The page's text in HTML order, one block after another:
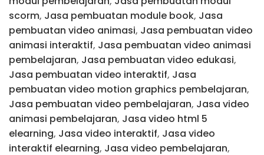
scorm, Jasa pembuatan module book, Jasa
pembuatan video animasi, Jasa pembuatan video
animasi interaktif, Jasa pembuatan video animasi
pembelajaran, Jasa pembuatan video edukasi,
Jasa pembuatan video interaktif, Jasa
pembuatan video motion graphics pembelajaran,
Jasa pembuatan video pembelajaran, Jasa video
animasi pembelajaran, Jasa video html 5
elearning, Jasa video interaktif, Jasa video
interaktif elearning, Jasa video pembelajaran,